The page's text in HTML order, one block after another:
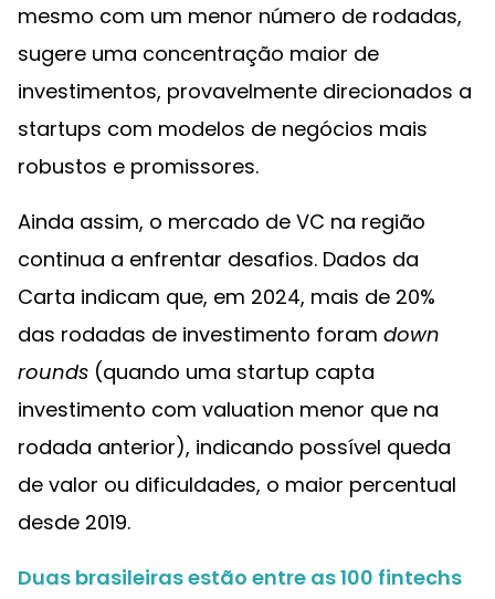
mesmo com um menor número de rodadas,
sugere uma concentração maior de
investimentos, provavelmente direcionados a
startups com modelos de negócios mais
robustos e promissores.
Ainda assim, o mercado de VC na região
continua a enfrentar desafios. Dados da
Carta indicam que, em 2024, mais de 20%
das rodadas de investimento foram down
rounds (quando uma startup capta
investimento com valuation menor que na
rodada anterior), indicando possível queda
de valor ou dificuldades, o maior percentual
desde 2019.
Duas brasileiras estão entre as 100 fintechs